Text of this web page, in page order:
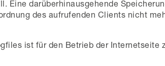
Eine darüberhinausgehende
des aufrufenden Clients nicht
ist für den Betrieb der Internetseite